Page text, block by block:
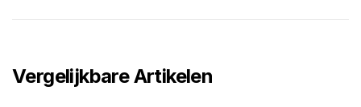
Vergelijkbare Artikelen